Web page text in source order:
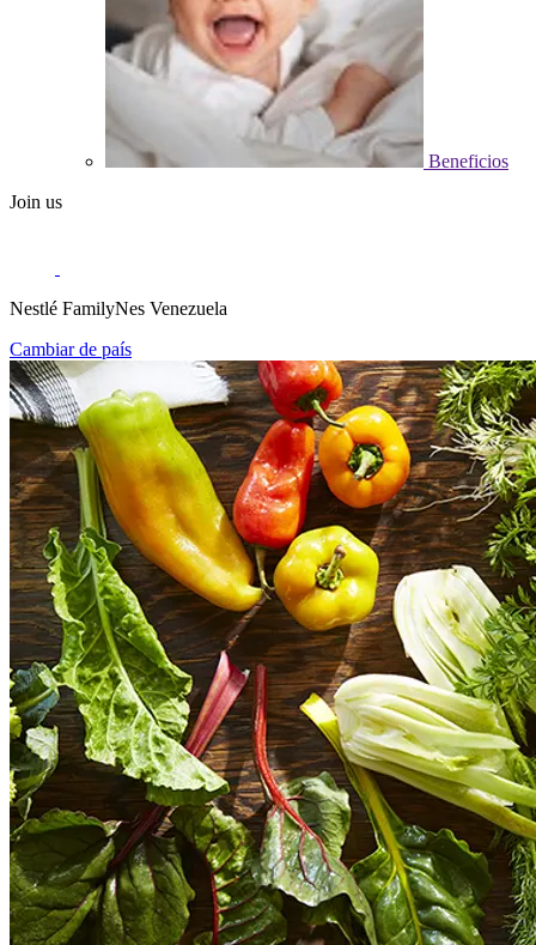
Beneficios
Join us
Nestlé FamilyNes Venezuela
Cambiar de país